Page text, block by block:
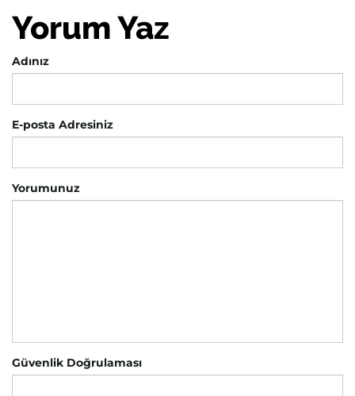
Yorum Yaz
Adınız
E-posta Adresiniz
Yorumunuz
Güvenlik Doğrulaması